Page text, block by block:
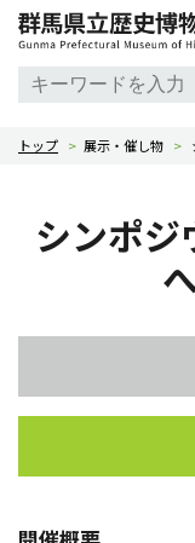
トップ > 展示・催し物 >
シンポジ